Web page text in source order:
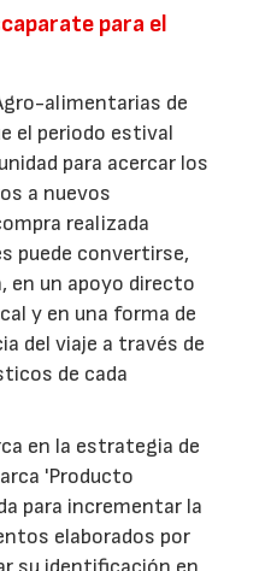
para el
alimentarias de
el periodo estival
para acercar los
a nuevos
realizada
puede convertirse,
en un apoyo directo
y en una forma de
del viaje a través de
de cada
en la estrategia de
'Producto
para incrementar la
elaborados por